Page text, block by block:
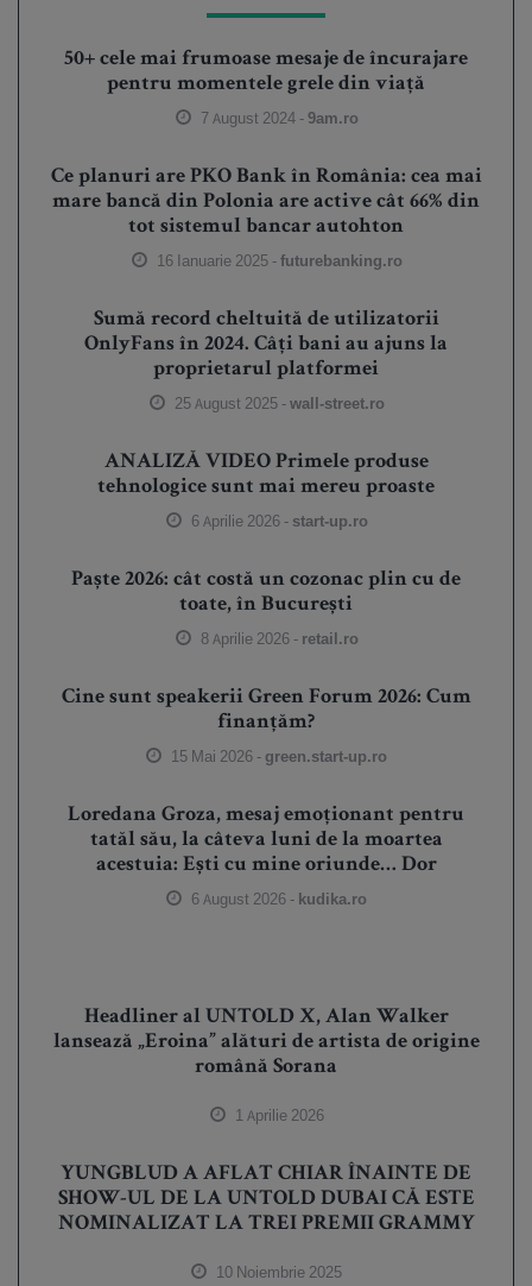
50+ cele mai frumoase mesaje de încurajare
pentru momentele grele din viață
7 August 2024 -9am.ro
Ce planuri are PKO Bank în România: cea mai
mare bancă din Polonia are active cât 66% din
tot sistemul bancar autohton
16 Ianuarie 2025 -futurebanking.ro
Sumă record cheltuită de utilizatorii
OnlyFans în 2024. Câți bani au ajuns la
proprietarul platformei
25 August 2025 -wall-street.ro
ANALIZĂ VIDEO Primele produse
tehnologice sunt mai mereu proaste
6 Aprilie 2026 - start-up.ro
Paște 2026: cât costă un cozonac plin cu de
toate, în București
8 Aprilie 2026 - retail.ro
Cine sunt speakerii Green Forum 2026: Cum
finanțăm?
15 Mai 2026 - green.start-up.ro
Loredana Groza, mesaj emoționant pentru
tatăl său, la câteva luni de la moartea
acestuia: Ești cu mine oriunde… Dor
6 August 2026 - kudika.ro
Headliner al UNTOLD X, Alan Walker
lansează „Eroina” alături de artista de origine
română Sorana
1 Aprilie 2026
YUNGBLUD A AFLAT CHIAR ÎNAINTE DE
SHOW-UL DE LA UNTOLD DUBAI CĂ ESTE
NOMINALIZAT LA TREI PREMII GRAMMY
10 Noiembrie 2025